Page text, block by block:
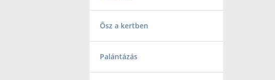
Ősz a kertben
Palántázás